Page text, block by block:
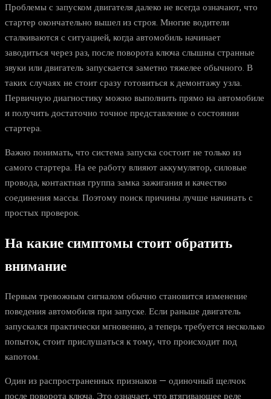
Проблемы с запуском двигателя далеко не всегда означают, что
стартер окончательно вышел из строя. Многие водители
сталкиваются с ситуацией, когда автомобиль начинает
заводиться через раз, после поворота ключа слышны странные
звуки или двигатель запускается заметно тяжелее обычного. В
таких случаях не стоит сразу готовиться к демонтажу узла.
Первичную диагностику можно выполнить прямо на автомобиле
и получить достаточно точное представление о состоянии
стартера.
Важно понимать, что система запуска состоит не только из
самого стартера. На ее работу влияют аккумулятор, силовые
провода, контактная группа замка зажигания и качество
соединения массы. Поэтому поиск причины лучше начинать с
простых проверок.
На какие симптомы стоит обратить
внимание
Первым тревожным сигналом обычно становится изменение
поведения автомобиля при запуске. Если раньше двигатель
запускался практически мгновенно, а теперь требуется несколько
попыток, стоит прислушаться к тому, что происходит под
капотом.
Один из распространенных признаков — одиночный щелчок
после поворота ключа. Это означает, что втягивающее реле